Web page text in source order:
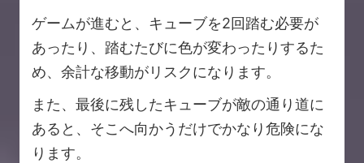
ゲームが進むと、キューブを2回踏む必要が
あったり、踏むたびに色が変わったりするた
め、余計な移動がリスクになります。
また、最後に残したキューブが敵の通り道に
あると、そこへ向かうだけでかなり危険にな
ります。